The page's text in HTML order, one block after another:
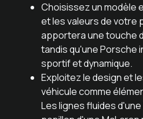
Choisissez un modèle
et les valeurs de votre
apportera une touche
tandis qu'une Porsche
sportif et dynamique.
Exploitez le design et
véhicule comme
Les lignes fluides